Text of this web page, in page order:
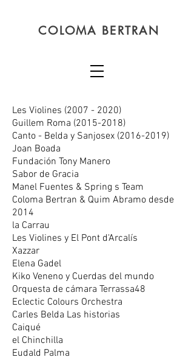
COLOMA BERTRAN
Les Violines (2007 - 2020)
Guillem Roma (2015-2018)
Canto - Belda y Sanjosex (2016-2019)
Joan Boada
Fundación Tony Manero
Sabor de Gracia
Manel Fuentes & Spring s Team
Coloma Bertran & Quim Abramo desde
2014
la Carrau
Les Violines y El Pont d'Arcalís
Xazzar
Elena Gadel
Kiko Veneno y Cuerdas del mundo
Orquesta de cámara Terrassa48
Eclectic Colours Orchestra
Carles Belda Las historias
Caiqué
el Chinchilla
Eudald Palma